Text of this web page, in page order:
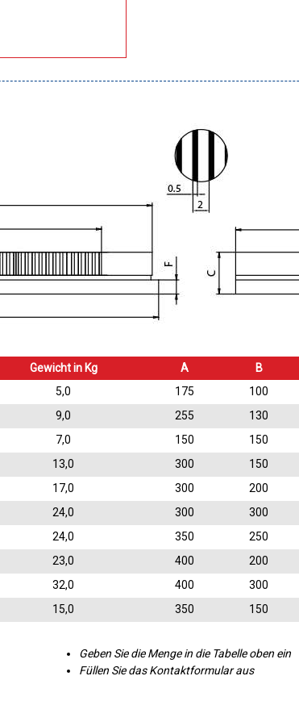
Gewicht in Kg A B
5,0 175 100
9,0 255 130
7,0 150 150
13,0 300 150
17,0 300 200
24,0 300 300
24,0 350 250
23,0 400 200
32,0 400 300
15,0 350 150
Geben Sie die Menge in die Tabelle oben ein
Füllen Sie das Kontaktformular aus